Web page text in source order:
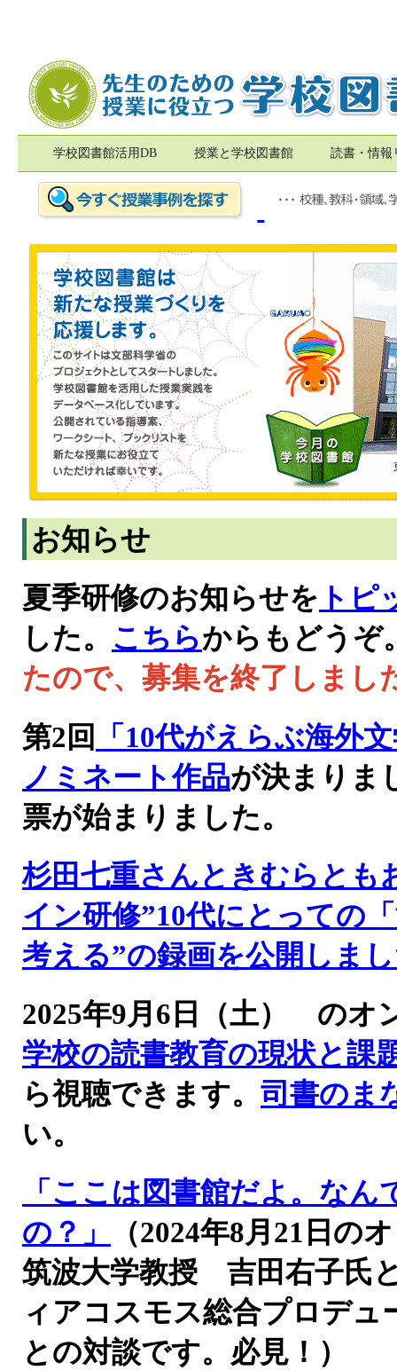
学校図書館活用DB 授業と学校図書館 読書・情報
お知らせ
夏季研修のお知らせを トピ
した。 こちらからもどうぞ
たので、募集を終了しまし
第2回
「10代がえらぶ海外
ノミネート作品が決まりま
票が始まりました。
杉田七重さんときむらとも
イン研修”10代にとっての
考える”の録画を公開しま
2025年9月6日（土） の
学校の読書教育の現状と課
ら視聴できます。 司書のま
い。
「ここは図書館だよ。な
の？」
（2024年8月21日
筑波大学教授 吉田右子氏
ィアコスモス総合プロデ
との対談です。必見！）